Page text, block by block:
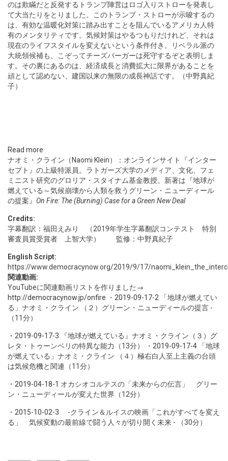
のは欺瞞だと反発するトランプ陣営はロゴ入りストローを発表し
て大当たりをとりました。このトランプ・ストローが示唆するの
は、有効な温暖化対策に踏み出すことを阻んでいるアメリカ人特
有のメンタリティです。気候対策はやるつもりだけれど、それは
現在のライフスタイルを変えないという条件付き。リベラル派の
大統領候補も、こぞってチーズバーガーは死守するぞと表明しま
す。その裏にあるのは、経済成長と消費拡大に限界があることを
頑として認めない、建国以来の無限の成長神話です。（中野真紀
子）
Read more
ナオミ・クライン（Naomi Klein）：オンラインサイト『インター
セプト』の上級特派員。ラトガーズ大学のメディア、文化、フェ
ミニスト研究のグロリア・スタイナム基金教授。新著は『地球が
燃えている～気候崩壊から人類を救うグリーン・ニューディール
の提案』 On Fire: The (Burning) Case for a Green New Deal
Credits:
字幕翻訳：福田えみり （2019年学生字幕翻訳コンテスト 特別
審査員賞受賞者 上智大学） 監修：中野真紀子
English Script:
https://www.democracynow.org/2019/9/17/
関連動画:
YouTubeに関連動画リストを作りました→
http://democracynow.jp/onfire ・ 2019-09-17-2 「地球が燃えてい
る」ナオミ・クライン （２）グリーン・ニューディールの提言 -
（11分）
・ 2019-09-17-3 『地球が燃えている』ナオミ・クライン（３）グ
レタ・トゥーンベリの特異な能力（13分） ・ 2019-09-17-4 「地球
が燃えている」ナオミ・クライン （４）極右白人至上主義の台頭
は気候危機と関連（11分）
・ 2019-04-18-1 オカシオコルテスの「未来からの伝言」 グリー
ン・ニューディールが変えた世界（12分）
・ 2015-10-02-3 -クライン＆ルイスの映画「これがすべてを変え
る」 気候変動の最前線で闘う人々が切り開く未来 - （30分）